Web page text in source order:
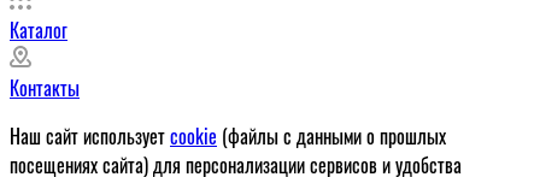
Каталог
Контакты
Наш сайт используетcookie (файлы с данными о прошлых
посещениях сайта) для персонализации сервисов и удобства